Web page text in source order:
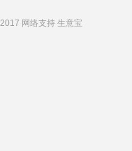
网络支持 生意宝